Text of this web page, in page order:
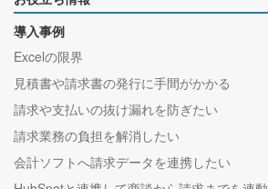
導入事例
Excelの限界
見積書や請求書の発行に手間がかかる
請求や支払いの抜け漏れを防ぎたい
請求業務の負担を解消したい
会計ソフトへ請求データを連携したい